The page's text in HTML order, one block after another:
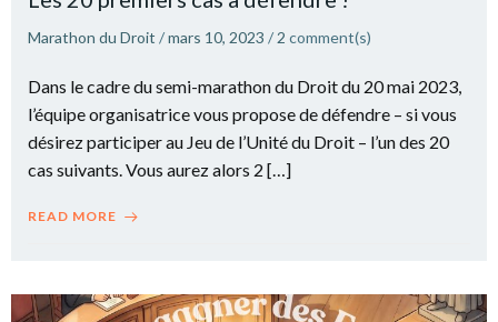
Marathon du Droit /mars 10, 2023 / 2 comment(s)
Dans le cadre du semi-marathon du Droit du 20 mai 2023,
l’équipe organisatrice vous propose de défendre – si vous
désirez participer au Jeu de l’Unité du Droit – l’un des 20
cas suivants. Vous aurez alors 2 […]
READ MORE